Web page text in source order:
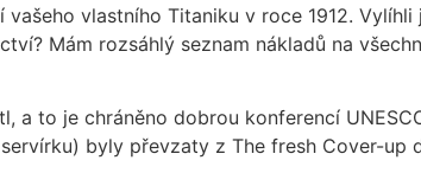
vlastního Titaniku v roce 1912.
Mám rozsáhlý seznam nákladů na
a to je chráněno dobrou konferencí
byly převzaty z The fresh Cover-up